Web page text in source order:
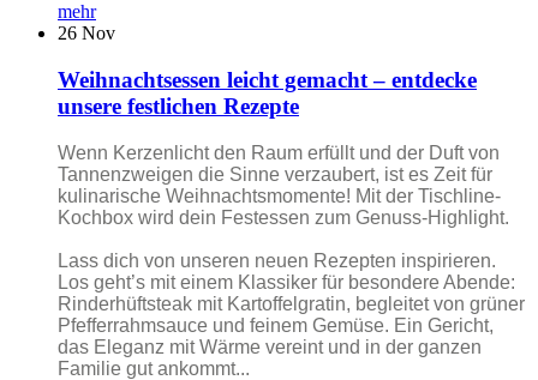
mehr
26 Nov
Weihnachtsessen leicht gemacht – entdecke
unsere festlichen Rezepte
Wenn Kerzenlicht den Raum erfüllt und der Duft von
Tannenzweigen die Sinne verzaubert, ist es Zeit für
kulinarische Weihnachtsmomente! Mit der Tischline-
Kochbox wird dein Festessen zum Genuss-Highlight.
Lass dich von unseren neuen Rezepten inspirieren.
Los geht’s mit einem Klassiker für besondere Abende:
Rinderhüftsteak mit Kartoffelgratin, begleitet von grüner
Pfefferrahmsauce und feinem Gemüse. Ein Gericht,
das Eleganz mit Wärme vereint und in der ganzen
Familie gut ankommt...